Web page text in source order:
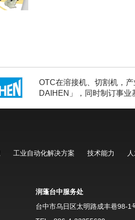
OTC在溶接机、切割机，
DAIHEN」，同时制订事业
工业自动化解决方案 技术能力
润蓬台中服务处
台中市乌日区太明路成丰巷98-1